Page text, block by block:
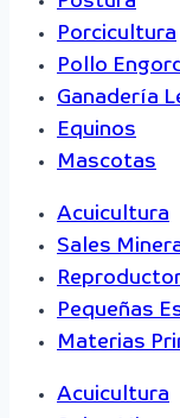
Porcicultura
Pollo
Ganadería
Equinos
Mascotas
Acuicultura
Sales
Pequeñas
Materias
Acuicultura